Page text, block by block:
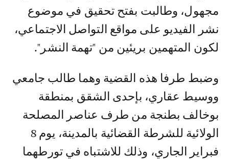
مجهول، وطالبت بفتح تحقيق في موضوع
نشر الفيديو على مواقع التواصل الاجتماعي،
لكون المتهمين بريئين من "تهمة النشر".
وضبط طرفا هذه القضية وهما طالب جامعي
ووسيط عقاري، بإحدى الشقق بمنطقة
بوخالف بطنجة من طرف عناصر المصلحة
الولائية للشرطة القضائية بالمدينة، يوم 8
فبراير الجاري، وذلك للاشتباه في تورطهما